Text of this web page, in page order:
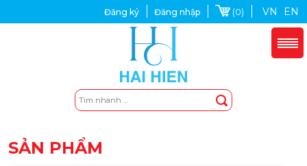
Đăng ký Đăng nhập (0) VN EN
SẢN PHẨM